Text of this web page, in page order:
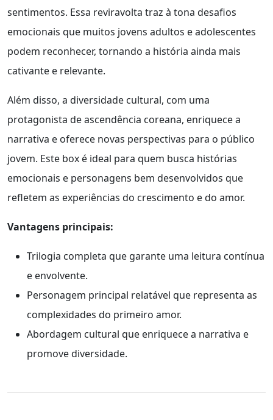
sentimentos. Essa reviravolta traz à tona desafios
emocionais que muitos jovens adultos e adolescentes
podem reconhecer, tornando a história ainda mais
cativante e relevante.
Além disso, a diversidade cultural, com uma
protagonista de ascendência coreana, enriquece a
narrativa e oferece novas perspectivas para o público
jovem. Este box é ideal para quem busca histórias
emocionais e personagens bem desenvolvidos que
refletem as experiências do crescimento e do amor.
Vantagens principais:
Trilogia completa que garante uma leitura contínua
e envolvente.
Personagem principal relatável que representa as
complexidades do primeiro amor.
Abordagem cultural que enriquece a narrativa e
promove diversidade.